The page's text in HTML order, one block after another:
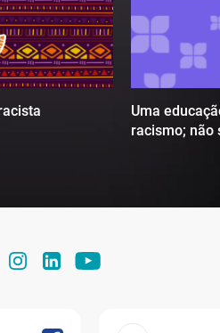
Uma
racismo; não